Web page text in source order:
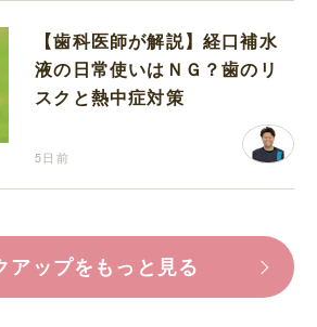
【歯科医師が解説】経口補水
液の日常使いはＮＧ？歯のリ
スクと熱中症対策
5日前
アップをもっと見る